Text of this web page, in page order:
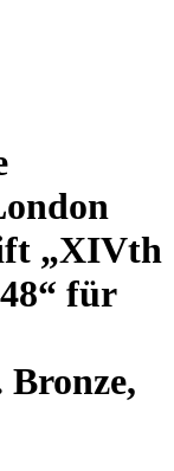
„XIVth
für
Bronze,